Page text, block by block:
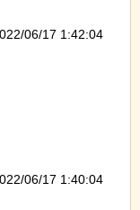
06/17 1:42:04
06/17 1:40:04